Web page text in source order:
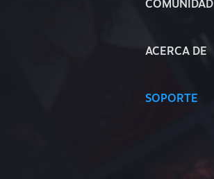
COMUNIDAD
ACERCA DE
SOPORTE